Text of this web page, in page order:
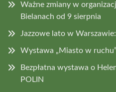
Ważne zmiany w
Bielanach od 9 sierpnia
Jazzowe lato w
Wystawa „Miasto w
Bezpłatna wystawa o
POLIN